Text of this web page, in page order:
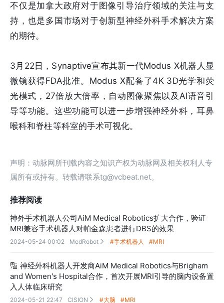
不仅是加拿大政府对于图像引导治疗领域的关注与支
持，也是多国市场对于创新型神经外科手术解决方案
的期待。
3月22日，Synaptive宣布其新一代Modus X机器人显
微镜获得FDA批准。Modus X配备了4K 3D光学和荧
光模式，27倍放大倍率，自动图像聚焦以及AI语音引
导等功能。这些功能可以进一步增强神经外科，耳鼻
喉科和脊柱等科室的手术可视化。
声明：动脉网所刊载内容之知识产权为动脉网及相关权利人专
属所有或持有。转载请联系tg@vcbeat.net。
推荐阅读
神外手术机器人公司AiM Medical Robotics扩大合作，验证
MRI兼容手术机器人对帕金森患者进行DBS的效果
2024-05-24 00:02 MedRobot  #手术机器人 #MRI
 神经外科机器人开发商AiM Medical Robotics与Brigham
and Women's Hospital合作，首次开展MRI引导的脑内设备置
入人体临床研究
2024-05-21 22:47 CISION  #大脑 #MRI